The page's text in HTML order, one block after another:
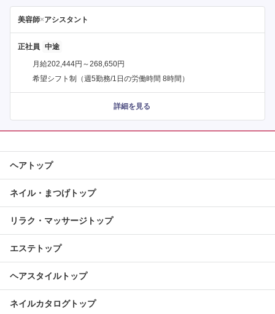
美容師×アシスタント
正社員
月給202,444円～268,650円
希望シフト制（週5勤務/1日の労働時間 8時間）
詳細を見る
ヘアトップ
ネイル・まつげトップ
リラク・マッサージトップ
エステトップ
ヘアスタイルトップ
ネイルカタログトップ